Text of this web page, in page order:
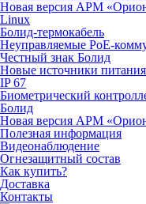
Новая версия АРМ
Linux
Болид-термокабель
Неуправляемые PoE-
Честный знак Болид
Новые источники
IP 67
Биометрический
Болид
Новая версия АРМ
Полезная информация
Видеонаблюдение
Огнезащитный состав
Как купить?
Доставка
Контакты